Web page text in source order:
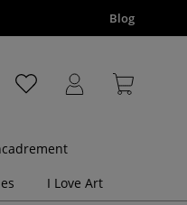
Blog
I Love Art